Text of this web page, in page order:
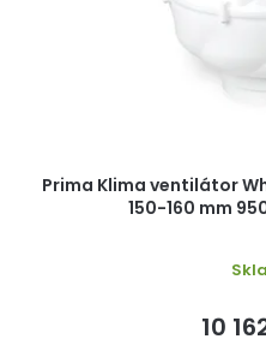
Prima Klima ventilátor
150-160 mm
10